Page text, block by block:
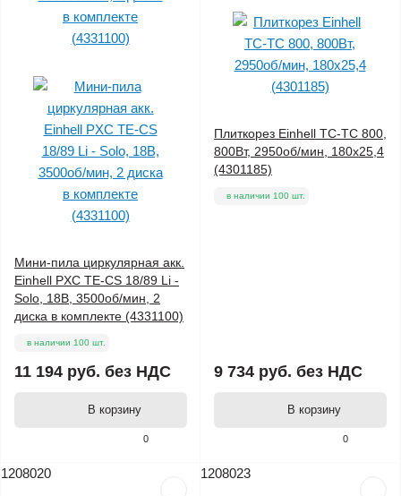
0
Мини-пила циркулярная акк.
Einhell PXC TE-CS 18/89 Li -
Solo, 18В, 3500об/мин, 2
диска в комплекте (4331100)
в наличии 100 шт.
11 194 руб. без НДС
В корзину
0
Плиткорез Einhell TC-TC 800,
800Вт, 2950об/мин, 180х25,4
(4301185)
в наличии 100 шт.
9 734 руб. без НДС
В корзину
1208020 1208023